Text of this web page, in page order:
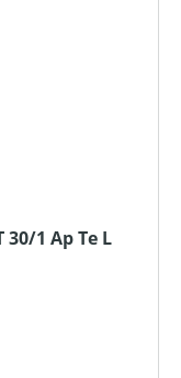
1 Ap Te L